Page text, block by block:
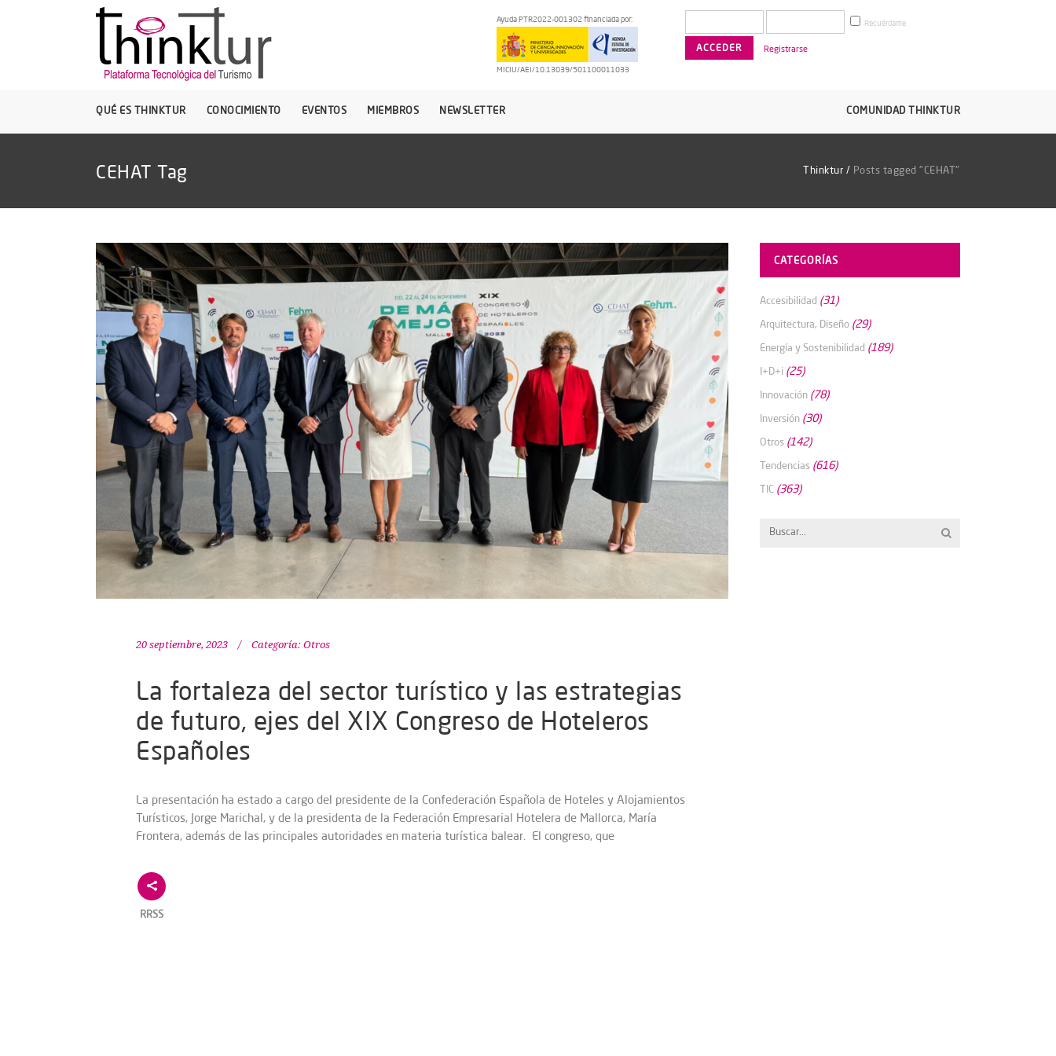
Ayuda PTR2022-001302 financiada por:
MICIU/AEI/10.13039/501100011033
Recuérdame
Registrarse
QUÉ ES THINKTUR CONOCIMIENTO EVENTOS MIEMBROS NEWSLETTER COMUNIDAD THINKTUR
CEHAT Tag Thinktur / Posts tagged "CEHAT"
20 septiembre, 2023 Categoría: Otros
La fortaleza del sector turístico y las estrategias
de futuro, ejes del XIX Congreso de Hoteleros
Españoles
La presentación ha estado a cargo del presidente de la Confederación Española de Hoteles y Alojamientos
Turísticos, Jorge Marichal, y de la presidenta de la Federación Empresarial Hotelera de Mallorca, María
Frontera, además de las principales autoridades en materia turística balear. El congreso, que
RRSS
CATEGORÍAS
Accesibilidad (31)
Arquitectura, Diseño (29)
Energía y Sostenibilidad (189)
I+D+i (25)
Innovación (78)
Inversión (30)
Otros (142)
Tendencias (616)
TIC (363)